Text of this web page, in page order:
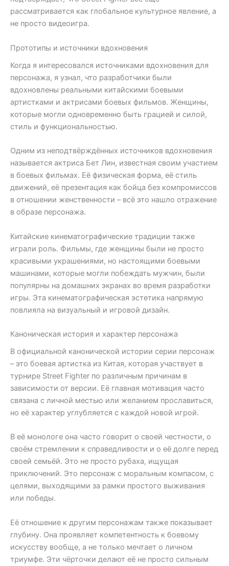
рассматривается как глобальное культурное явление, а
не просто видеоигра.
Прототипы и источники вдохновения
Когда я интересовался источниками вдохновения для
персонажа, я узнал, что разработчики были
вдохновлены реальными китайскими боевыми
артистками и актрисами боевых фильмов. Женщины,
которые могли одновременно быть грацией и силой,
стиль и функциональностью.
Одним из неподтвёрждённых источников вдохновения
называется актриса Бет Лин, известная своим участием
в боевых фильмах. Её физическая форма, её стиль
движений, её презентация как бойца без компромиссов
в отношении женственности – всё это нашло отражение
в образе персонажа.
Китайские кинематографические традиции также
играли роль. Фильмы, где женщины были не просто
красивыми украшениями, но настоящими боевыми
машинами, которые могли побеждать мужчин, были
популярны на домашних экранах во время разработки
игры. Эта кинематографическая эстетика напрямую
повлияла на визуальный и игровой дизайн.
Каноническая история и характер персонажа
В официальной канонической истории серии персонаж
– это боевая артистка из Китая, которая участвует в
турнире Street Fighter по различным причинам в
зависимости от версии. Её главная мотивация часто
связана с личной местью или желанием прославиться,
но её характер углубляется с каждой новой игрой.
В её монологе она часто говорит о своей честности, о
своём стремлении к справедливости и о её долге перед
своей семьёй. Это не просто рубаха, ищущая
приключений. Это персонаж с моральным компасом, с
целями, выходящими за рамки простого выживания
или победы.
Её отношение к другим персонажам также показывает
глубину. Она проявляет компетентность к боевому
искусству вообще, а не только мечтает о личном
триумфе. Эти чёрточки делают её не просто сильным